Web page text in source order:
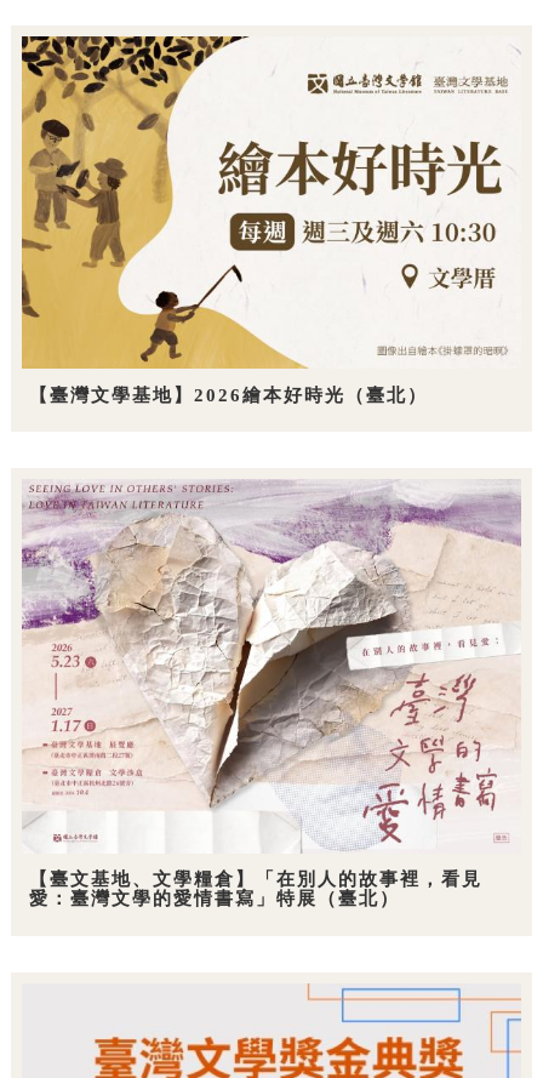
【臺灣文學基地】2026繪本好時光（臺北）
【臺文基地、文學糧倉】「在別人的故事裡，看見
愛：臺灣文學的愛情書寫」特展（臺北）